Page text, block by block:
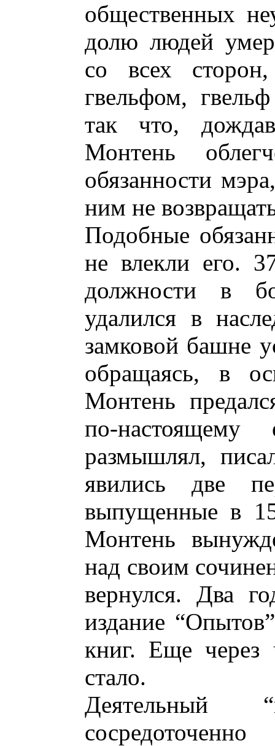
общественных
долю людей
со всех
гвельфом,
так что,
Монтень
обязанности
ним не
Подобные
не влекли его.
должности в
удалился в
замковой башне
обращаясь, в
Монтень
по-настоящему
размышлял,
явились две
выпущенные в
Монтень
над своим
вернулся. Два
издание
книг. Еще через
стало.
Деятельный